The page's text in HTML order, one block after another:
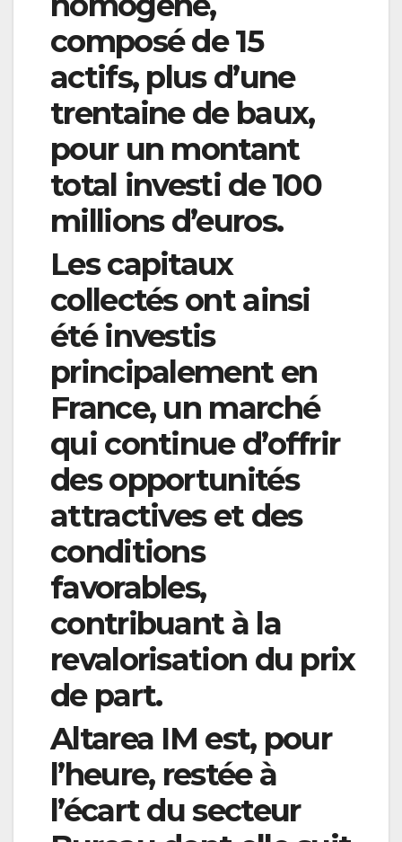
composé de 15
actifs, plus d’une
trentaine de baux,
pour un montant
total investi de 100
millions d’euros.
Les capitaux
collectés ont ainsi
été investis
principalement en
France, un marché
qui continue d’offrir
des opportunités
attractives et des
conditions
favorables,
contribuant à la
revalorisation du prix
de part.
Altarea IM est, pour
l’heure, restée à
l’écart du secteur